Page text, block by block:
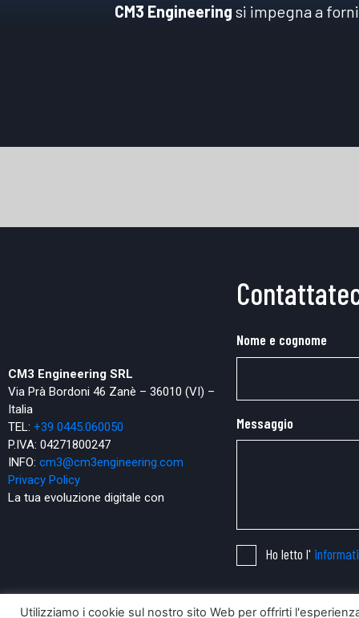
CM3 Engineering si impegna a
CM3 Engineering SRL
Via Prà Bordoni 46 Zanè – 36010 (VI) –
Italia
TEL: +39 0445.060050
P.IVA: 04271800247
INFO: cm3@cm3engineering.com
Privacy Policy
La tua evoluzione digitale con
Nome e cognome
Messaggio
Ho letto l'
Utilizziamo i cookie sul nostro sito Web per offrirti